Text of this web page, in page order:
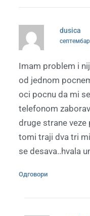
dusica
Imam problem i
od jednom
oci pocnu da mi
telefonom
druge strane
tomi traji dva tri
se desava..hvala
Одговори